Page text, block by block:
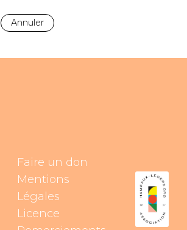
au
"Rechercher un
adapté"
ses
de recherche
Annuler
Faire un don
Mentions
Légales
Licence